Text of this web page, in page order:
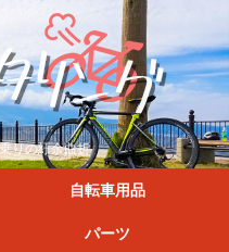
りの紆余曲折
自転車用品
パーツ